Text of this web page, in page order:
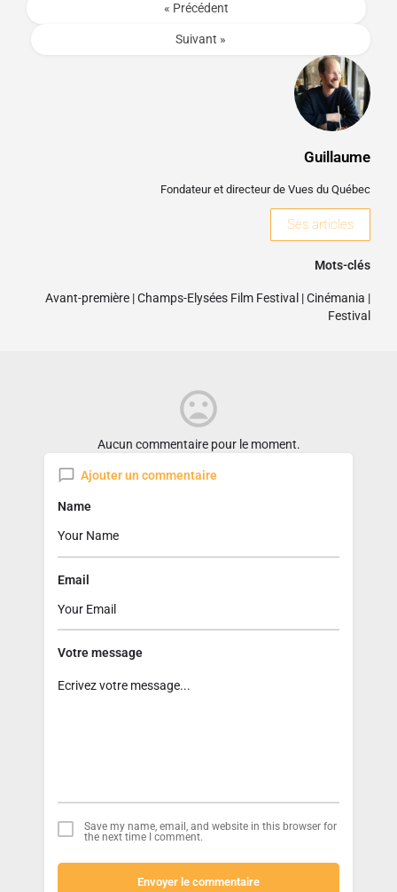
Guillaume
Fondateur et directeur de Vues du Québec
Ses articles
Mots-clés
Avant-première |Champs-Elysées Film Festival |Cinémania |
Festival
« Précédent
Suivant »
Aucun commentaire pour le moment.
Ajouter un commentaire
Name
Email
Votre message
Save my name, email, and website in this browser for
the next time I comment.
Envoyer le commentaire